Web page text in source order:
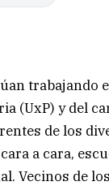
trabajando
(UxP) y del
de los
a cara,
Vecinos de